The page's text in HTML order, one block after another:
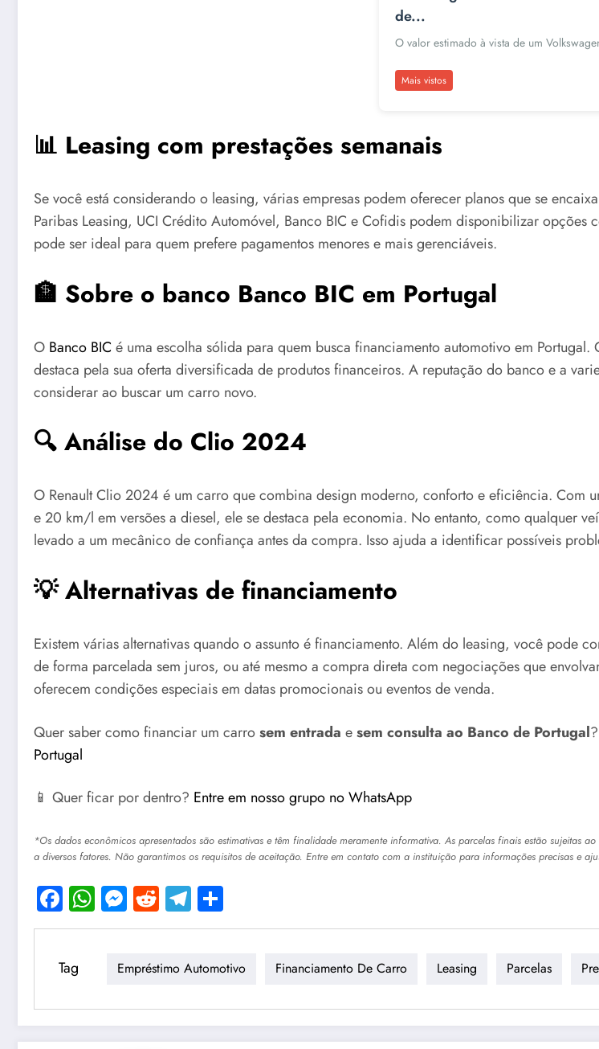
de...
O valor estimado à vista de um
Mais vistos
📊 Leasing com prestações semanais
Se você está considerando o leasing, várias empresas podem oferecer planos que se
Paribas Leasing, UCI Crédito Automóvel, Banco BIC e Cofidis podem disponibilizar
pode ser ideal para quem prefere pagamentos menores e mais gerenciáveis.
🏦 Sobre o banco Banco BIC em Portugal
O Banco BIC é uma escolha sólida para quem busca financiamento automotivo em
destaca pela sua oferta diversificada de produtos financeiros. A reputação do banco e a
considerar ao buscar um carro novo.
🔍 Análise do Clio 2024
O Renault Clio 2024 é um carro que combina design moderno, conforto e eficiência. Com
e 20 km/l em versões a diesel, ele se destaca pela economia. No entanto, como qualquer
levado a um mecânico de confiança antes da compra. Isso ajuda a identificar possíveis
💡 Alternativas de financiamento
Existem várias alternativas quando o assunto é financiamento. Além do leasing, você
de forma parcelada sem juros, ou até mesmo a compra direta com negociações que
oferecem condições especiais em datas promocionais ou eventos de venda.
Quer saber como financiar um carrosem entrada esem consulta ao Banco de Portugal?
Portugal
📱 Quer ficar por dentro? Entre em nosso grupo no WhatsApp
*Os dados econômicos apresentados são estimativas e têm finalidade meramente informativa. As parcelas finais estão
a diversos fatores. Não garantimos os requisitos de aceitação. Entre em contato com a instituição para informações precisas e
Facebook
WhatsApp
Messenger
RedditTelegram
Tag Empréstimo Automotivo Financiamento De Carro Leasing Parcelas